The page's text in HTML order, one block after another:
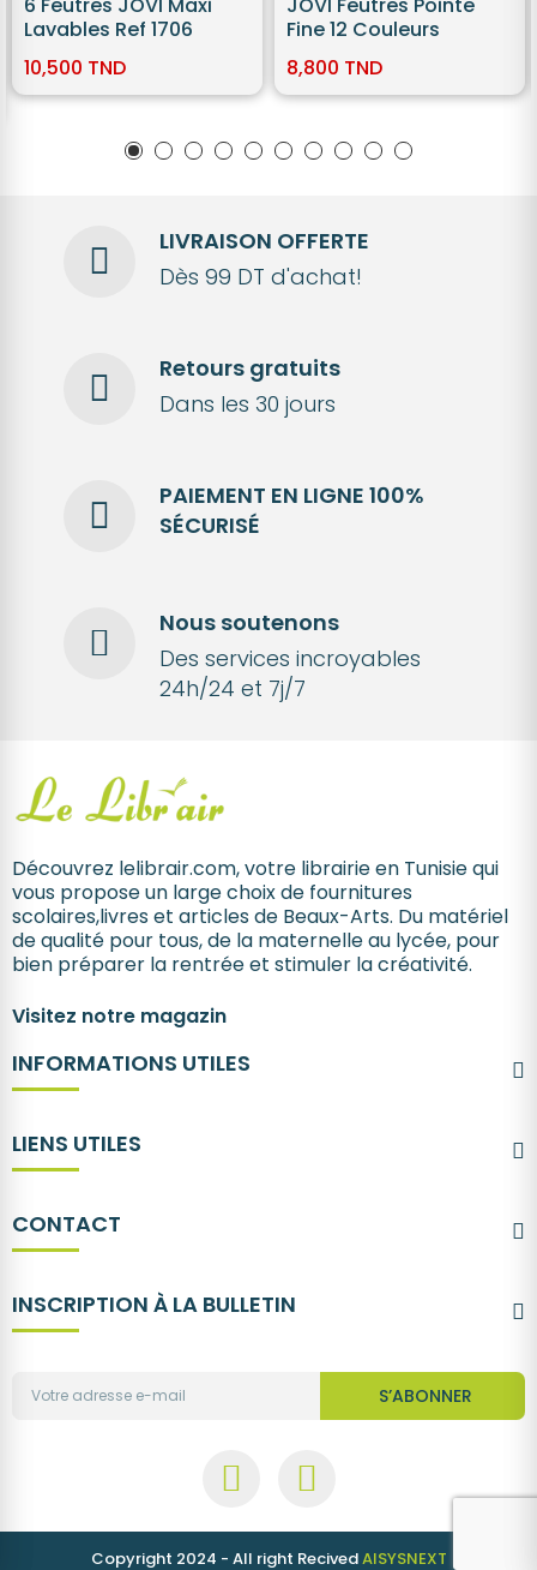
Lavables Ref 1706
10,500 TND
Fine 12 Couleurs
8,800 TND
LIVRAISON OFFERTE
Dès 99 DT d'achat!
Retours gratuits
Dans les 30 jours
PAIEMENT EN LIGNE 100%
SÉCURISÉ
Nous soutenons
Des services incroyables
24h/24 et 7j/7
Découvrez lelibrair.com, votre librairie en Tunisie qui
vous propose un large choix de fournitures
scolaires,livres et articles de Beaux-Arts. Du matériel
de qualité pour tous, de la maternelle au lycée, pour
bien préparer la rentrée et stimuler la créativité.
Visitez notre magazin
INFORMATIONS UTILES
LIENS UTILES
CONTACT
INSCRIPTION À LA BULLETIN
S’ABONNER
Copyright 2024 - All right RecivedAISYSNEXT